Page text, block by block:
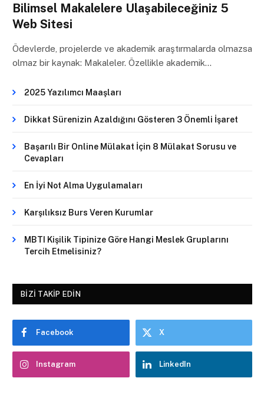
Bilimsel Makalelere Ulaşabileceğiniz 5
Web Sitesi
Ödevlerde, projelerde ve akademik araştırmalarda olmazsa
olmaz bir kaynak: Makaleler. Özellikle akademik…
2025 Yazılımcı Maaşları
Dikkat Sürenizin Azaldığını Gösteren 3 Önemli İşaret
Başarılı Bir Online Mülakat İçin 8 Mülakat Sorusu ve
Cevapları
En İyi Not Alma Uygulamaları
Karşılıksız Burs Veren Kurumlar
MBTI Kişilik Tipinize Göre Hangi Meslek Gruplarını
Tercih Etmelisiniz?
BIZI TAKIP EDIN
Facebook X
Instagram LinkedIn